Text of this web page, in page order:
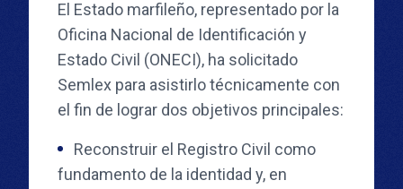
El Estado marfileño, representado por la
Oficina Nacional de Identificación y
Estado Civil (ONECI), ha solicitado
Semlex para asistirlo técnicamente con
el fin de lograr dos objetivos principales:
Reconstruir el Registro Civil como
fundamento de la identidad y, en